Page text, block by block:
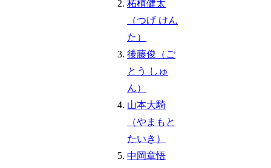
柘植健太
（つげ けん
た）
後藤俊（ご
とう しゅ
ん）
山本大騎
（やまもと
たいき）
中岡章悟